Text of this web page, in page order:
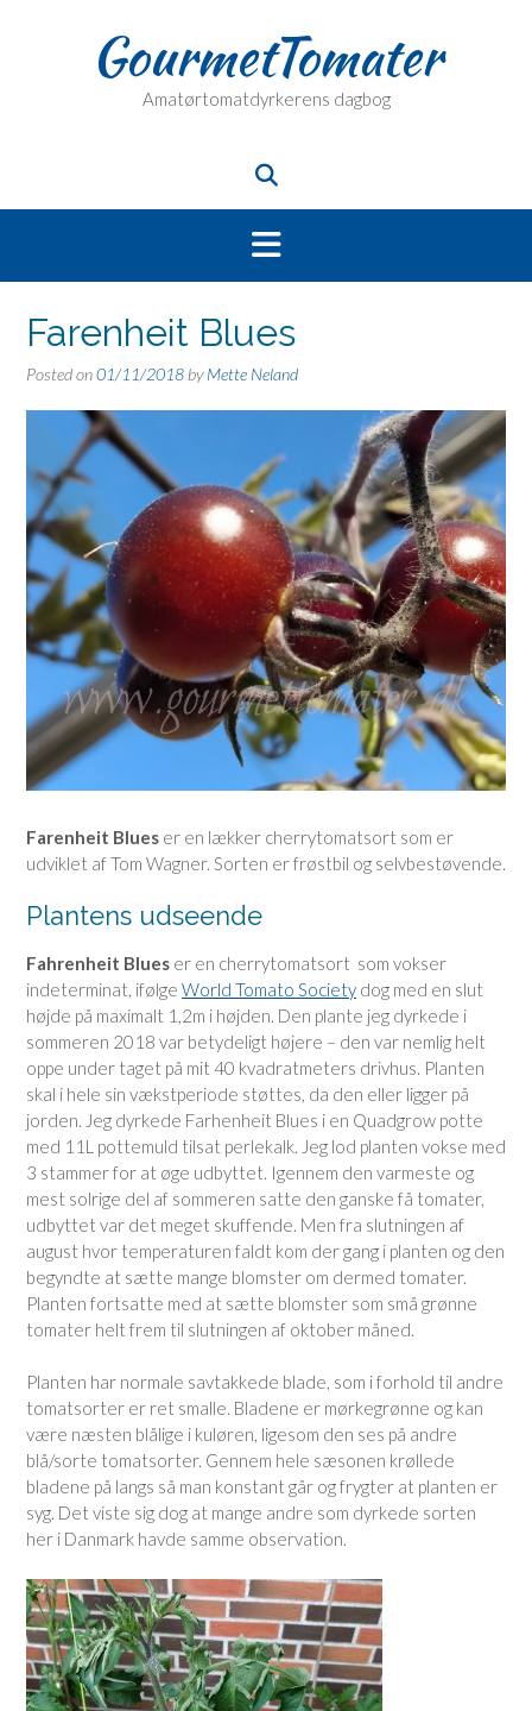
GourmetTomater
Amatørtomatdyrkerens dagbog
Farenheit Blues
Posted on01/11/2018 byMette Neland
Farenheit Blues er en lækker cherrytomatsort som er
udviklet af Tom Wagner. Sorten er frøstbil og selvbestøvende.
Plantens udseende
Fahrenheit Blues er en cherrytomatsort som vokser
indeterminat, ifølge World Tomato Society dog med en slut
højde på maximalt 1,2m i højden. Den plante jeg dyrkede i
sommeren 2018 var betydeligt højere – den var nemlig helt
oppe under taget på mit 40 kvadratmeters drivhus. Planten
skal i hele sin vækstperiode støttes, da den eller ligger på
jorden. Jeg dyrkede Farhenheit Blues i en Quadgrow potte
med 11L pottemuld tilsat perlekalk. Jeg lod planten vokse med
3 stammer for at øge udbyttet. Igennem den varmeste og
mest solrige del af sommeren satte den ganske få tomater,
udbyttet var det meget skuffende. Men fra slutningen af
august hvor temperaturen faldt kom der gang i planten og den
begyndte at sætte mange blomster om dermed tomater.
Planten fortsatte med at sætte blomster som små grønne
tomater helt frem til slutningen af oktober måned.
Planten har normale savtakkede blade, som i forhold til andre
tomatsorter er ret smalle. Bladene er mørkegrønne og kan
være næsten blålige i kuløren, ligesom den ses på andre
blå/sorte tomatsorter. Gennem hele sæsonen krøllede
bladene på langs så man konstant går og frygter at planten er
syg. Det viste sig dog at mange andre som dyrkede sorten
her i Danmark havde samme observation.